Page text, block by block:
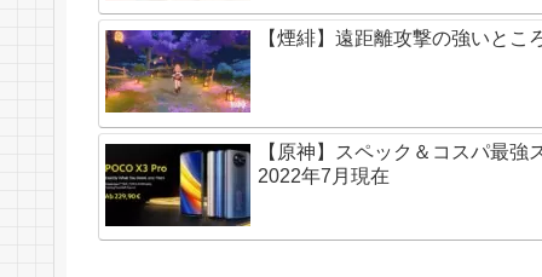
【煙緋】遠距離攻撃の強いと
【原神】スペック＆コスパ最
2022年7月現在